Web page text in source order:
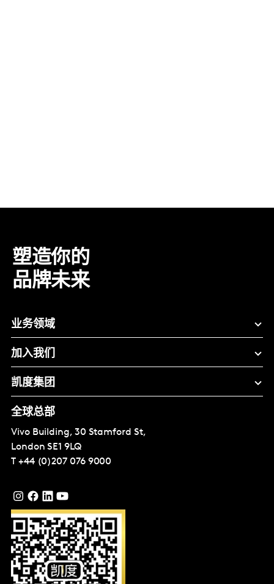
塑造你的
品牌未来
业务领域
加入我们
凯度集团
全球总部
Vivo Building, 30 Stamford St,
London SE1 9LQ
T +44 (0)207 076 9000